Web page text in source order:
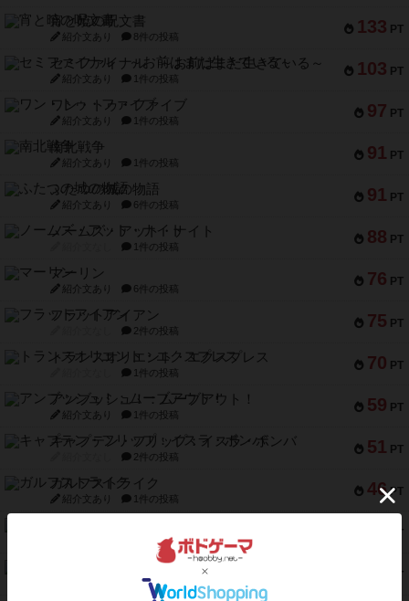
133 PT
宵と暁の呪文書
紹介文あり 8件の投稿
103 PT
セミファイナル ～お前はまだ生きている～
紹介文あり 1件の投稿
97 PT
ワン・トゥ・ファイブ
紹介文あり 1件の投稿
91 PT
南北戦争
紹介文あり 1件の投稿
91 PT
ふたつの城の物語
紹介文あり 6件の投稿
88 PT
ノームズ・アット・ナイト
1件の投稿
76 PT
マーリン
紹介文あり 6件の投稿
75 PT
フラットアイアン
2件の投稿
70 PT
トランスオリエント・エクスプレス
1件の投稿
59 PT
アンブッシュ！：ムーブアウト！
紹介文あり 1件の投稿
51 PT
キャプテン・フリップ：イスラ・ボンバ
2件の投稿
46 PT
ガルフストライク
紹介文あり 1件の投稿
PT
8件の投稿
PT
12件の投稿